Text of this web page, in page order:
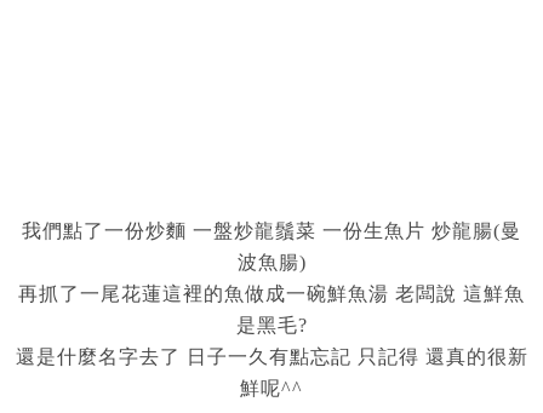
我們點了一份炒麵 一盤炒龍鬚菜 一份生魚片 炒龍腸(曼
波魚腸)
再抓了一尾花蓮這裡的魚做成一碗鮮魚湯 老闆說 這鮮魚
是黑毛?
還是什麼名字去了 日子一久有點忘記 只記得 還真的很新
鮮呢^^